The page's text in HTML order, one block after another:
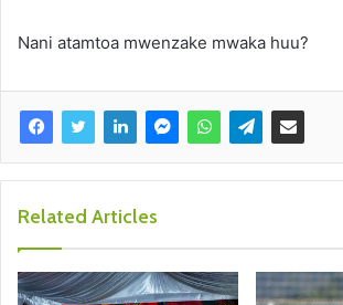
Nani atamtoa mwenzake mwaka huu?
Related Articles